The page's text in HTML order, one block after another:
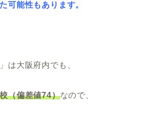
可能性もあります。
は大阪府内でも、
（偏差値74）なので、